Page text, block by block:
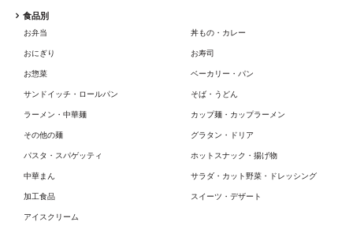
食品別
お弁当 丼もの・カレー
おにぎり お寿司
お惣菜 ベーカリー・パン
サンドイッチ・ロールパン そば・うどん
ラーメン・中華麺 カップ麺・カップラーメン
その他の麺 グラタン・ドリア
パスタ・スパゲッティ ホットスナック・揚げ物
中華まん サラダ・カット野菜・ドレッシング
加工食品 スイーツ・デザート
アイスクリーム